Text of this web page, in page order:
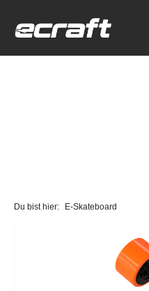
Du bist hier: E-Skateboard